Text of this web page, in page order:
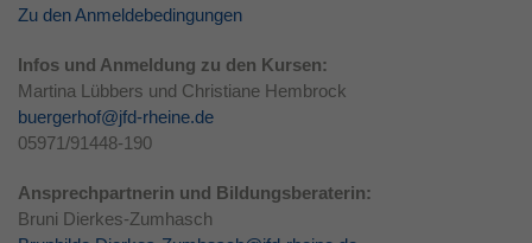
Zu den Anmeldebedingungen
Infos und Anmeldung zu den Kursen:
Martina Lübbers und Christiane Hembrock
buergerhof@jfd-rheine.de
05971/91448-190
Ansprechpartnerin und Bildungsberaterin:
Bruni Dierkes-Zumhasch